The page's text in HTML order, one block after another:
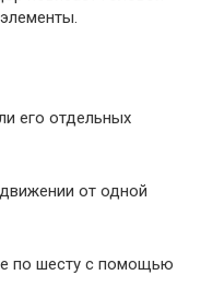
его отдельных
от одной
по шесту с помощью